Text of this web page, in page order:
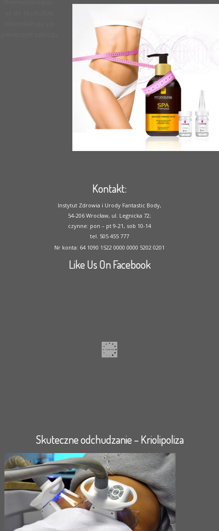
Kontakt:
Instytut Zdrowia i Urody Fantastic Body,
54-206 Wrocław, ul. Legnicka 72;
czynne: pon – pt 9-21, sob 10-14
tel. 505 455 777
Nr konta: 64 1090 1522 0000 0000 5202 0201
Like Us On Facebook
Skuteczne odchudzanie – Kriolipoliza